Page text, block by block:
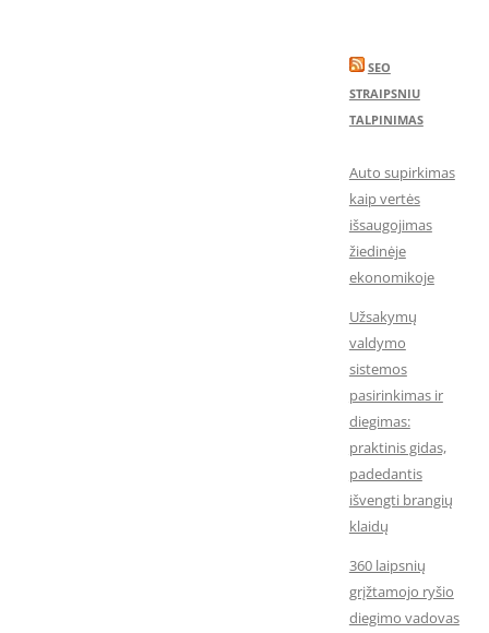
SEO
STRAIPSNIU
TALPINIMAS
Auto supirkimas
kaip vertės
išsaugojimas
žiedinėje
ekonomikoje
Užsakymų
valdymo
sistemos
pasirinkimas ir
diegimas:
praktinis gidas,
padedantis
išvengti brangių
klaidų
360 laipsnių
grįžtamojo ryšio
diegimo vadovas